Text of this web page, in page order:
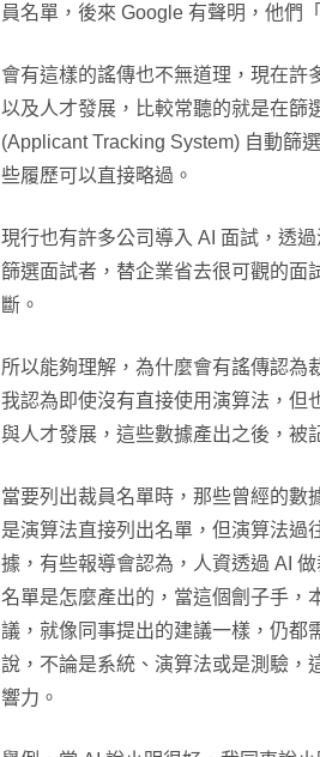
員名單，後來 Google 有聲明，他們
會有這樣的謠傳也不無道理，現在許
以及人才發展，比較常聽的就是在篩
(Applicant Tracking System) 自動篩
些履歷可以直接略過。
現行也有許多公司導入 AI 面試，透
篩選面試者，替企業省去很可觀的面
斷。
所以能夠理解，為什麼會有謠傳認為
我認為即使沒有直接使用演算法，但
與人才發展，這些數據產出之後，被
當要列出裁員名單時，那些曾經的數
是演算法直接列出名單，但演算法過
據，有些報導會認為，人資透過 AI
名單是怎麼產出的，當這個劊子手，
議，就像同事提出的建議一樣，仍都
說，不論是系統、演算法或是測驗，
響力。